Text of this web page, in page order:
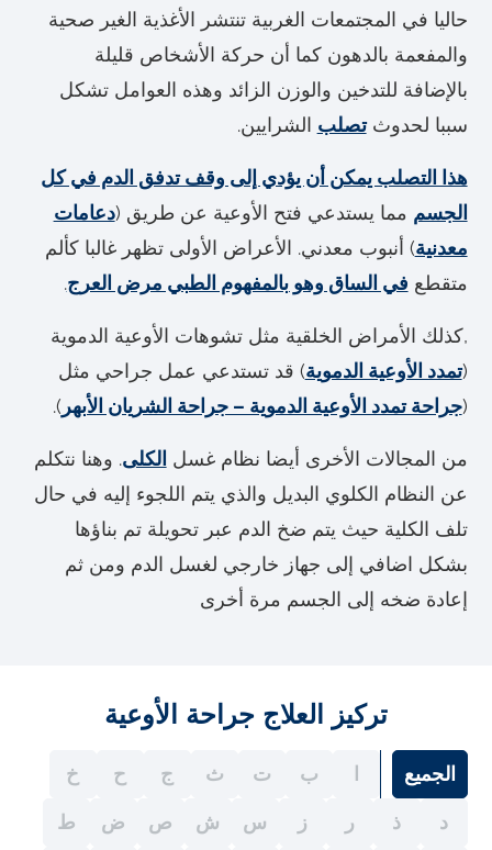
حاليا في المجتمعات الغربية تنتشر الأغذية الغير صحية
والمفعمة بالدهون كما أن حركة الأشخاص قليلة
بالإضافة للتدخين والوزن الزائد وهذه العوامل تشكل
سببا لحدوثتصلب الشرايين.
هذا التصلب يمكن أن يؤدي إلى وقف تدفق الدم في كل
الجسم مما يستدعي فتح الأوعية عن طريق (دعامات
معدنية) أنبوب معدني. الأعراض الأولى تظهر غالبا كألم
متقطع في الساق وهو بالمفهوم الطبي مرض العرج.
,كذلك الأمراض الخلقية مثل تشوهات الأوعية الدموية
(تمدد الأوعية الدموية) قد تستدعي عمل جراحي مثل
(جراحة تمدد الأوعية الدموية – جراحة الشريان الأبهر ).
من المجالات الأخرى أيضا نظام غسل الكلى. وهنا نتكلم
عن النظام الكلوي البديل والذي يتم اللجوء إليه في حال
تلف الكلية حيث يتم ضخ الدم عبر تحويلة تم بناؤها
بشكل اضافي إلى جهاز خارجي لغسل الدم ومن ثم
إعادة ضخه إلى الجسم مرة أخرى
تركيز العلاج جراحة الأوعية
الجميع ب ت ث ج ح خ
د ذ ر ز س ش ص ض ط